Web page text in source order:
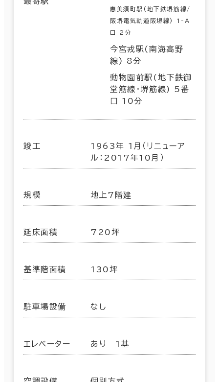
恵美須町駅(地下鉄堺筋線/
阪堺電気軌道阪堺線) 1-A
口 2分
今宮戎駅(南海高野
線) 8分
動物園前駅(地下鉄御
堂筋線･堺筋線) 5番
口 10分
竣工
1963年 1月（リニューア
ル：2017年10月）
規模 地上7階建
延床面積 720坪
基準階面積 130坪
駐車場設備 なし
エレベーター あり 1基